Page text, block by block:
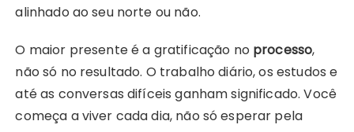
alinhado ao seu norte ou não.
O maior presente é a gratificação no processo,
não só no resultado. O trabalho diário, os estudos e
até as conversas difíceis ganham significado. Você
começa a viver cada dia, não só esperar pela